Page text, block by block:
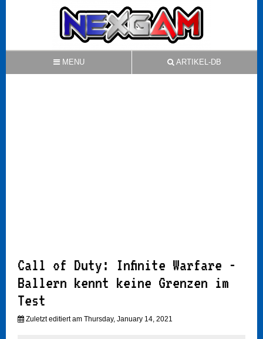
MENU ARTIKEL-DB
Call of Duty: Infinite Warfare -
Ballern kennt keine Grenzen im
Test
Zuletzt editiert am Thursday, January 14, 2021